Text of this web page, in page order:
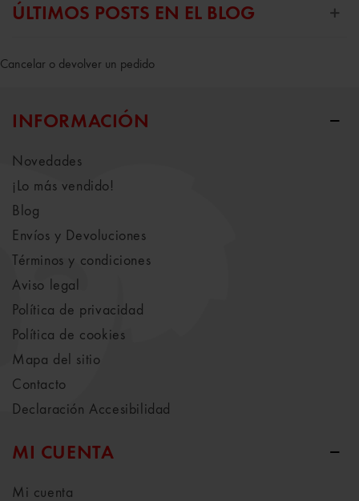
ÚLTIMOS POSTS EN EL BLOG
Cancelar o devolver un pedido
INFORMACIÓN
Novedades
¡Lo más vendido!
Blog
Envíos y Devoluciones
Términos y condiciones
Aviso legal
Política de privacidad
Política de cookies
Mapa del sitio
Contacto
Declaración Accesibilidad
MI CUENTA
Mi cuenta